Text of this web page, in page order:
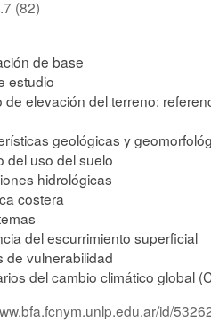
(82)
de base
estudio
de elevación del terreno:
geológicas y
del uso del suelo
hidrológicas
costera
del escurrimiento superficial
de vulnerabilidad
del cambio climático global
id/